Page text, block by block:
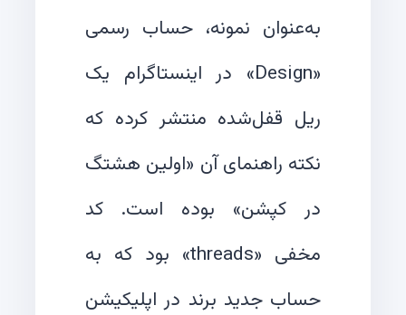
به‌عنوان نمونه، حساب رسمی
«Design» در اینستاگرام یک
ریل قفل‌شده منتشر کرده که
نکته راهنمای آن «اولین هشتگ
در کپشن» بوده است. کد
مخفی «threads» بود که به
حساب جدید برند در اپلیکیشن